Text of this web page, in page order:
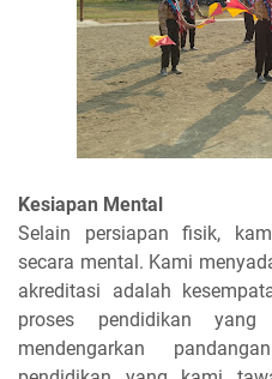
Kesiapan Mental
Selain persiapan fisik,
secara mental. Kami
akreditasi adalah
proses pendidikan
mendengarkan